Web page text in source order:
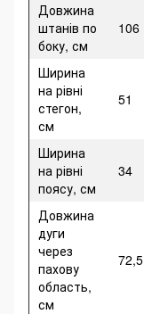
Довжина
штанів по
боку, см
106
Ширина
на рівні
стегон,
см
51
Ширина
на рівні
поясу, см
34
Довжина
дуги
через
пахову
область,
см
72,5